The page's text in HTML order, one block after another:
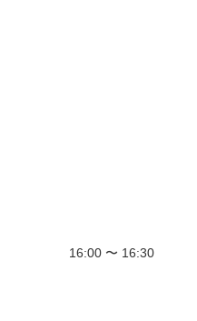
16:00 〜 16:30